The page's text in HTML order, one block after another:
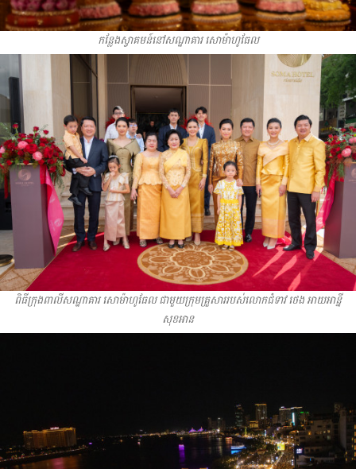
កនែ្លងស្វាគមន៍នៅសណ្ឋាគារ សោម៉ាហូធែល
ពិធីក្រុងពាលីសណ្ឋាគារ សោម៉ាហូធែល ជាមួយក្រុមគ្រួសាររបស់លោកជំទាវ ថេង អាយអាន្នី
សុខអាន